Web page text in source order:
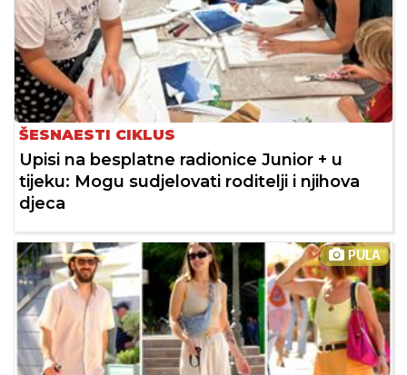
ŠESNAESTI CIKLUS
Upisi na besplatne radionice Junior + u
tijeku: Mogu sudjelovati roditelji i njihova
djeca
PULA